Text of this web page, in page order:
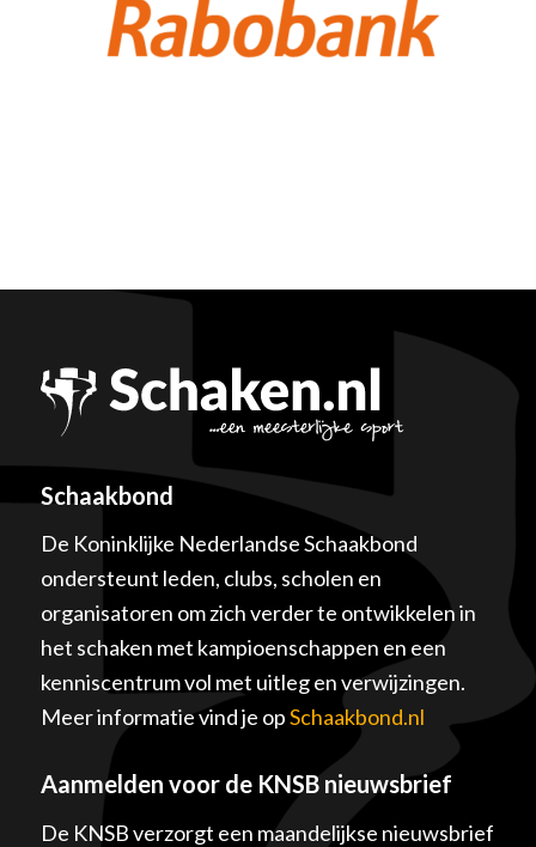
Schaakbond
De Koninklijke Nederlandse Schaakbond
ondersteunt leden, clubs, scholen en
organisatoren om zich verder te ontwikkelen in
het schaken met kampioenschappen en een
kenniscentrum vol met uitleg en verwijzingen.
Meer informatie vind je opSchaakbond.nl
Aanmelden voor de KNSB nieuwsbrief
De KNSB verzorgt een maandelijkse nieuwsbrief